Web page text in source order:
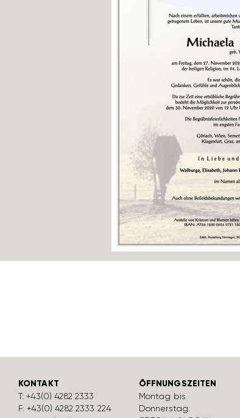
KONTAKT
T:+43(0) 4282 2333
F: +43(0) 4282 2333 224
ÖFFNUNGSZEITEN
Montag bis
Donnerstag: